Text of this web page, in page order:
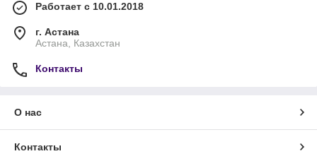
Работает с 10.01.2018
г. Астана
Астана, Казахстан
Контакты
О нас
Контакты